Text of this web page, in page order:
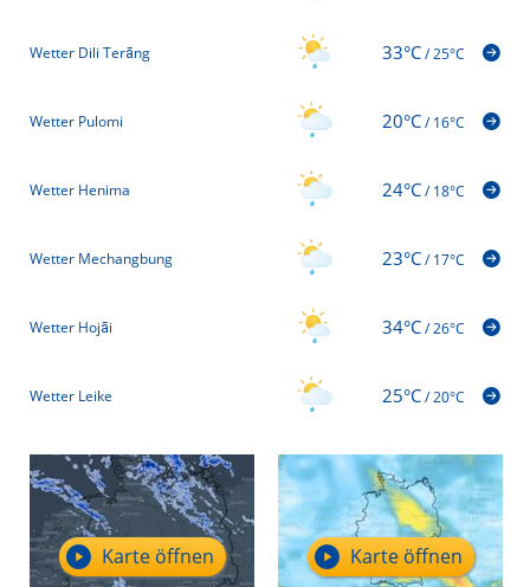
Wetter Dili Terāng 33°C/25°C
Wetter Pulomi 20°C/16°C
Wetter Henima 24°C/18°C
Wetter Mechangbung 23°C/17°C
Wetter Hojāi 34°C/26°C
Wetter Leike 25°C/20°C
Karte öffnen Karte öffnen